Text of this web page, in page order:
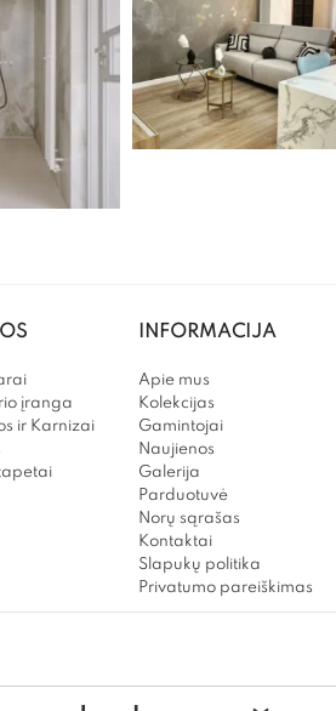
įranga
ir Karnizai
INFORMACIJA
Apie mus
Kolekcijas
Gamintojai
Naujienos
Galerija
Parduotuvė
Norų sąrašas
Kontaktai
Slapukų politika
Privatumo pareiškimas